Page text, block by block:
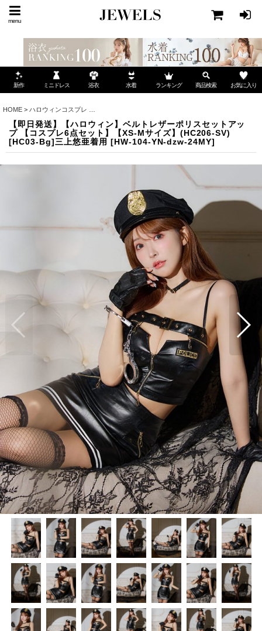
menu
新作 ミニドレス 浴衣 水着 ランキング 商品検索 お気に入り
HOME > ハロウィンコスプレ
【即日発送】【ハロウィン】ベルトレザーポリスセットアッ
プ 【コスプレ6点セット】【XS-Mサイズ】(HC206-SV)
[HC03-Bg]三上悠亜着用 [HW-104-YN-dzw-24MY]